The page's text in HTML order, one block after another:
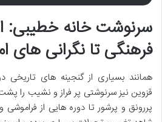
سرنوشت خانه خطیبی:
فرهنگی تا نگرانی های
همانند بسیاری از گنجینه های تاریخی
قزوین نیز سرنوشتی پر فراز و نشیب را
پررونق و پرشور تا دوره هایی از